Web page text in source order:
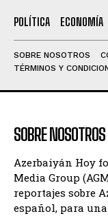
POLÍTICA ECONOMÍA
SOBRE NOSOTROS
TÉRMINOS Y
SOBRE NOSOTROS
Azerbaiyán Hoy
Media Group
reportajes sobre
español, para